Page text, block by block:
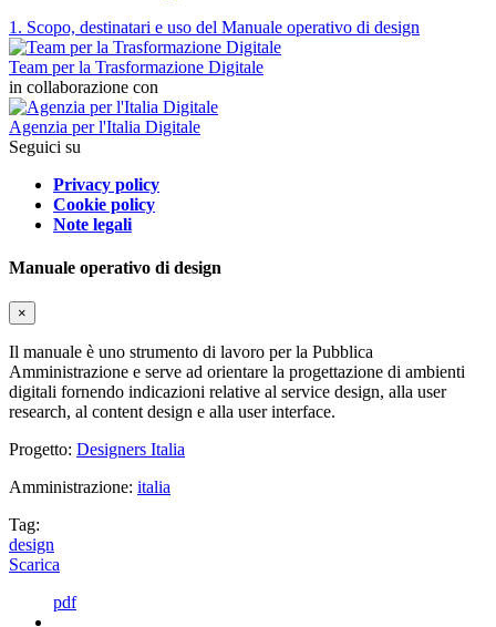
1. Scopo, destinatari e uso del Manuale operativo di design
Team per la Trasformazione Digitale
in collaborazione con
Agenzia per l'Italia Digitale
Seguici su
Privacy policy
Cookie policy
Note legali
Manuale operativo di design
×
Il manuale è uno strumento di lavoro per la Pubblica
Amministrazione e serve ad orientare la progettazione di ambienti
digitali fornendo indicazioni relative al service design, alla user
research, al content design e alla user interface.
Progetto: Designers Italia
Amministrazione: italia
Tag:
design
Scarica
pdf